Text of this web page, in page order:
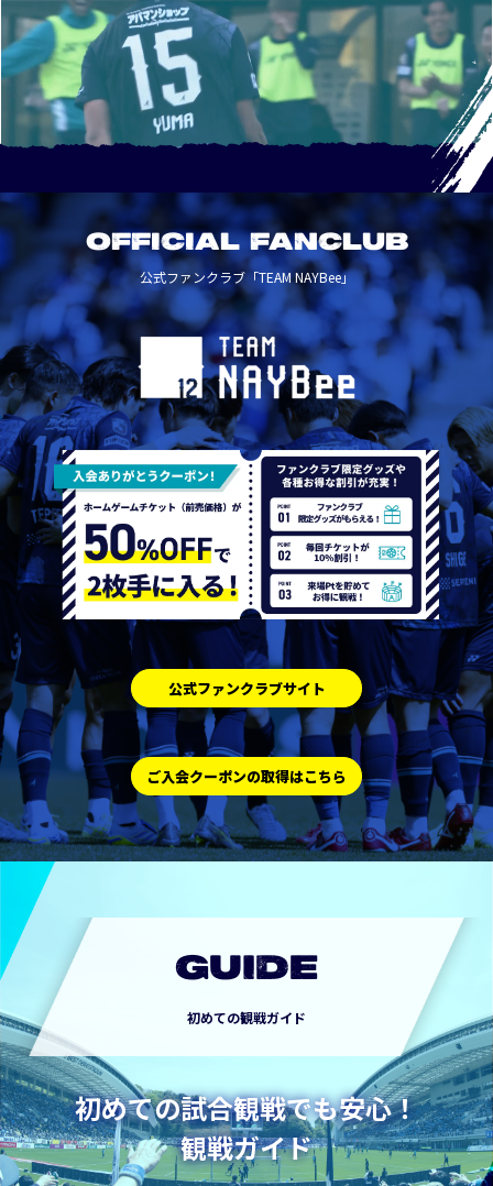
OFFICIAL FANCLUB
公式ファンクラブ「TEAM NAYBee」
公式ファンクラブサイト
ご入会クーポンの取得はこちら
GUIDE
初めての観戦ガイド
初めての試合観戦でも安心！
観戦ガイド